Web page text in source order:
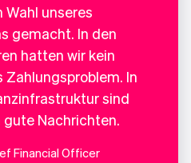
unseres
gemacht. In den
hatten wir kein
In
sind
Nachrichten.
Financial Officer